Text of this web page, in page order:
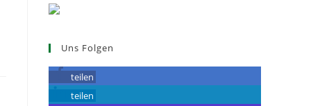
Uns Folgen
teilen
teilen